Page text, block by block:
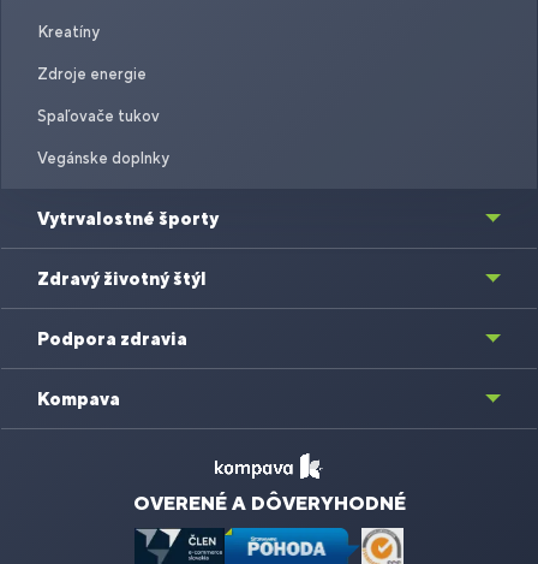
Kreatíny
Zdroje energie
Spaľovače tukov
Vegánske doplnky
Vytrvalostné športy
Zdravý životný štýl
Podpora zdravia
Kompava
OVERENÉ A DÔVERYHODNÉ